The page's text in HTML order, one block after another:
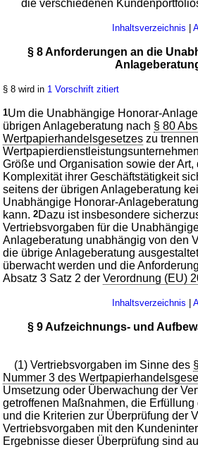
die verschiedenen
Inhaltsverzeichnis |
§ 8 Anforderungen an die
§ 8 wird in 1 Vorschrift zitiert
1Um die Unabhängige Honorar-
übrigen Anlageberatung nach § 80
Wertpapierhandelsgesetzes zu
Größe und Organisation sowie der
Komplexität ihrer Geschäftstätigkeit
seitens der übrigen Anlageberatung
Unabhängige Honorar-
kann.2Dazu ist insbesondere
Vertriebsvorgaben für die
Anlageberatung unabhängig von den
die übrige Anlageberatung
überwacht werden und die
Absatz 3 Satz 2 derVerordnung (EU)
Inhaltsverzeichnis |
§ 9 Aufzeichnungs- und
(1) Vertriebsvorgaben im Sinne des
Nummer 3 des
Umsetzung oder Überwachung der
getroffenen Maßnahmen, die Erfüllung
und die Kriterien zur Überprüfung der
Vertriebsvorgaben mit den
Ergebnisse dieser Überprüfung sind